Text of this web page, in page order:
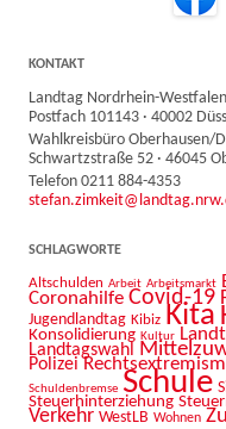
KONTAKT
Landtag Nordrhein-Westfalen
Postfach 101143 · 40002
Wahlkreisbüro Oberhausen/
Schwartzstraße 52 · 46045
Telefon 0211 884-4353
SCHLAGWORTE
Altschulden Arbeit Arbeitsmarkt
Coronahilfe Covid-19
Jugendlandtag Kibiz Kita
Konsolidierung Kultur
Landtagswahl
Polizei
Schuldenbremse Schule
Steuerhinterziehung
Verkehr WestLB Wohnen